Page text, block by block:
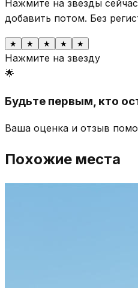
Нажмите на звезды
добавить потом. Без
★ ★ ★ ★ ★
Нажмите на звезду
🌟
Будьте первым, кто
Ваша оценка и отзыв
Похожие места